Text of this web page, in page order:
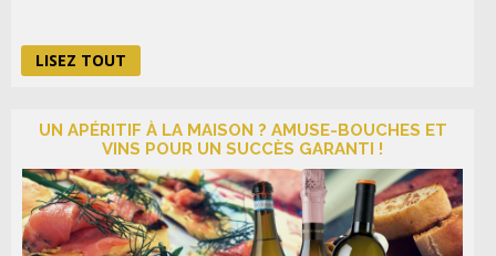
LISEZ TOUT
UN APÉRITIF À LA MAISON ? AMUSE-BOUCHES ET
VINS POUR UN SUCCÈS GARANTI !